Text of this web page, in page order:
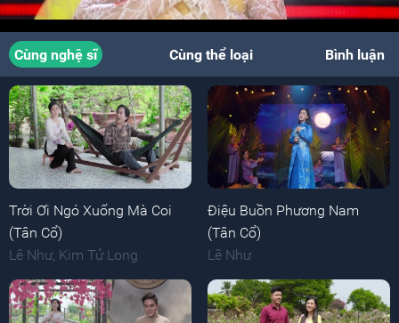
Cùng nghệ sĩ Cùng thể loại Bình luận
Trời Ơi Ngó Xuống Mà Coi
(Tân Cổ)
Lê Như, Kim Tử Long
Điệu Buồn Phương Nam
(Tân Cổ)
Lê Như